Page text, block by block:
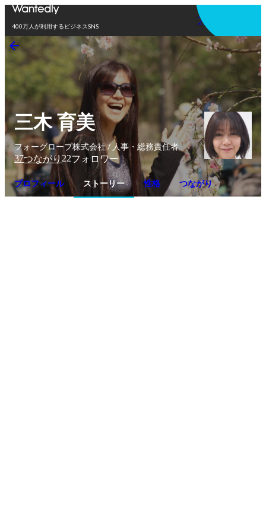
400万人が利用するビジネスSNS
アプリを使う
三木 育美
フォーグローブ株式会社 / 人事・総務責任者
37つながり 22フォロワー
プロフィール ストーリー 性格 つながり